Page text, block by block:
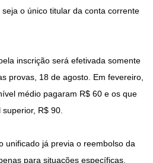
o único titular da conta corrente
inscrição será efetivada somente
provas, 18 de agosto. Em fevereiro,
médio pagaram R$ 60 e os que
R$ 90.
unificado já previa o reembolso da
para situações específicas,